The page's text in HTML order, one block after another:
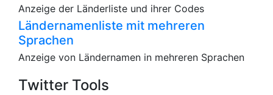
Anzeige der Länderliste und ihrer Codes
Ländernamenliste mit mehreren
Sprachen
Anzeige von Ländernamen in mehreren Sprachen
Twitter Tools